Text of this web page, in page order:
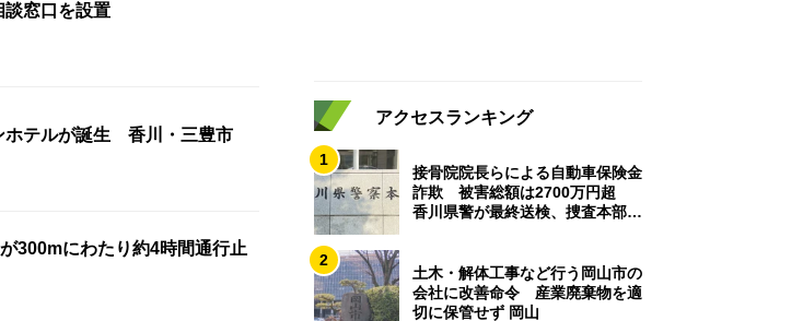
窓口を設置
ホテルが誕生 香川・三豊市
300mにわたり約4時間通行止
アクセスランキング
1
接骨院院長らによる自動車保険金
詐欺 被害総額は2700万円超
香川県警が最終送検、捜査本部解
2
土木・解体工事など行う岡山市の
会社に改善命令 産業廃棄物を適
切に保管せず 岡山